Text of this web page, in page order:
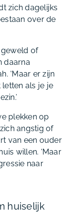
zich dagelijks
over de
geweld of
daarna
‘Maar er zijn
als je je
plekken op
angstig of
van een ouder
willen. ‘Maar
naar
huiselijk